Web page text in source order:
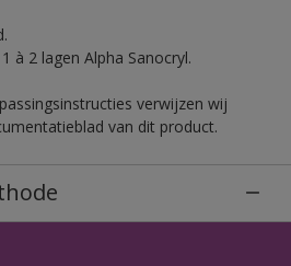
à 2 lagen Alpha Sanocryl.
verwijzen wij
van dit product.